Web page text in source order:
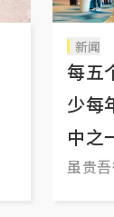
新闻
每五
少每
中之
虽贵